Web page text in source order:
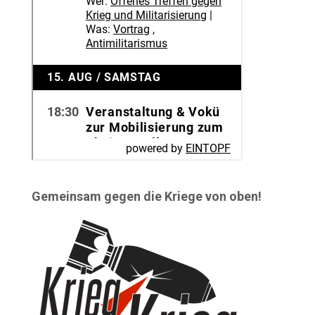
Gemeinsam gegen die Kriege von oben!